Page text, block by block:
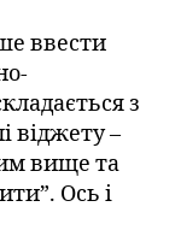
ввести
з
віджету –
вище та
Ось і